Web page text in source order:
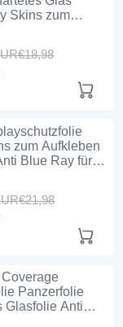
Skins zum
98
zum Aufkleben
Blue Ray für
98
Panzerfolie
Glasfolie Anti